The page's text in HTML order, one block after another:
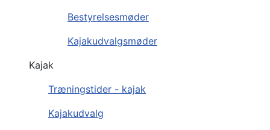
Bestyrelsesmøder
Kajakudvalgsmøder
Kajak
Træningstider - kajak
Kajakudvalg